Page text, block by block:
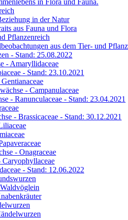
in der Natur
aus Fauna und Flora
Pflanzenreich
aus dem Tier- und
- Stand: 25.08.2022
- Amaryllidaceae
- Stand: 23.10.2021
- Campanulaceae
- Ranunculaceae - Stand: 23.04.2021
- Brassicaceae - Stand: 30.12.2021
- Onagraceae
- Stand: 12.06.2022